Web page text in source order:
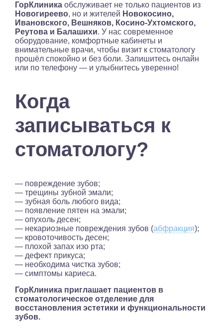
ГорКлиника обслуживает не только пациентов из
Новогиреево, но и жителей Новокосино,
Ивановского, Вешняков, Косино-Ухтомского,
Реутова и Балашихи. У нас современное
оборудование, комфортные кабинеты и
внимательные врачи, чтобы визит к стоматологу
прошёл спокойно и без боли. Запишитесь онлайн
или по телефону — и улыбнитесь уверенно!
Когда
записываться к
стоматологу?
— повреждение зубов;
— трещины зубной эмали;
— зубная боль любого вида;
— появление пятен на эмали;
— опухоль десен;
— некариозные повреждения зубов (абфракция);
— кровоточивость десен;
— плохой запах изо рта;
— дефект прикуса;
— необходима чистка зубов;
— симптомы кариеса.
ГорКлиника приглашает пациентов в
стоматологическое отделение для
восстановления эстетики и функциональности
зубов.